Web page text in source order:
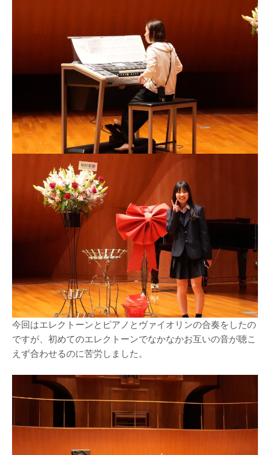
今回はエレクトーンとピアノとヴァイオリンの合奏をしたの
ですが、初めてのエレクトーンでなかなかお互いの音が聴こ
えず合わせるのに苦労しました。